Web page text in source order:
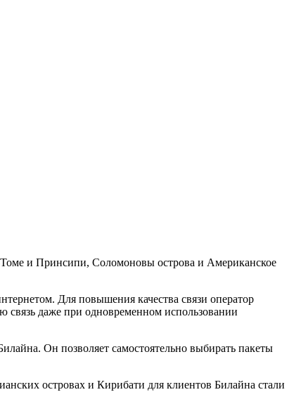
и Принсипи, Соломоновы острова и Американское
Для повышения качества связи оператор
связь даже при одновременном использовании
Он позволяет самостоятельно выбирать пакеты
островах и Кирибати для клиентов Билайна стали